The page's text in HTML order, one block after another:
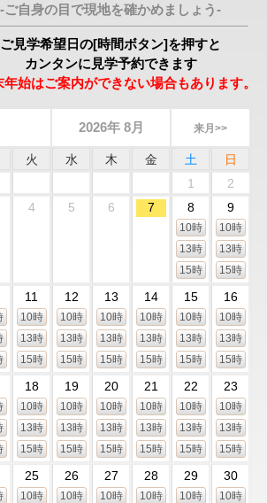
-ご自身の目で現地を確かめましょう-
ご見学希望日の[時間ボタン]を押すと
カンタンに見学予約できます
年始はご案内ができない場合もあります。
2026年 8月 来月>>
火 水 木 金 土
日
1
2
4 5 6 7 8
10時
13時
15時
9
10時
13時
15時
11
10時
13時
15時
12
10時
13時
15時
13
10時
13時
15時
14
10時
13時
15時
15
10時
13時
15時
16
10時
13時
15時
18
10時
13時
15時
19
10時
13時
15時
20
10時
13時
15時
21
10時
13時
15時
22
10時
13時
15時
23
10時
13時
15時
25
10時
26
10時
27
10時
28
10時
29
10時
30
10時